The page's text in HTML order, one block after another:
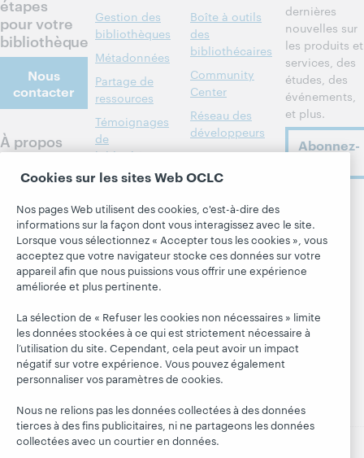
étapes
pour votre
bibliothèque
Nous
contacter
À propos
d'OCLC
Emplois
Respect et
appartenance
Finances
Administration
Adhésion
Gestion des
normes de
sécurité
Gestion des
bibliothèques
Métadonnées
Partage de
ressources
Témoignages
de
bibliothèques
membres
et services »
Apprendre
Research
WebJunction
Événements
Webinaires
sur demande
Boîte à outils
des
bibliothécaires
Community
Center
Réseau des
développeurs
Formats
bibliographiques
systèmes
Blogues
Blogue Next
Blogue
President's
Leadership
dernières
nouvelles sur
les produits et
services, des
études, des
événements,
et plus.
Abonnez-
OCLC
Cookies sur les sites Web OCLC
Nos pages Web utilisent des cookies, c'est-à-dire des
informations sur la façon dont vous interagissez avec le site.
Lorsque vous sélectionnez « Accepter tous les cookies », vous
acceptez que votre navigateur stocke ces données sur votre
appareil afin que nous puissions vous offrir une expérience
améliorée et plus pertinente.
La sélection de « Refuser les cookies non nécessaires » limite
les données stockées à ce qui est strictement nécessaire à
l’utilisation du site. Cependant, cela peut avoir un impact
négatif sur votre expérience. Vous pouvez également
personnaliser vos paramètres de cookies.
Nous ne relions pas les données collectées à des données
tierces à des fins publicitaires, ni ne partageons les données
collectées avec un courtier en données.